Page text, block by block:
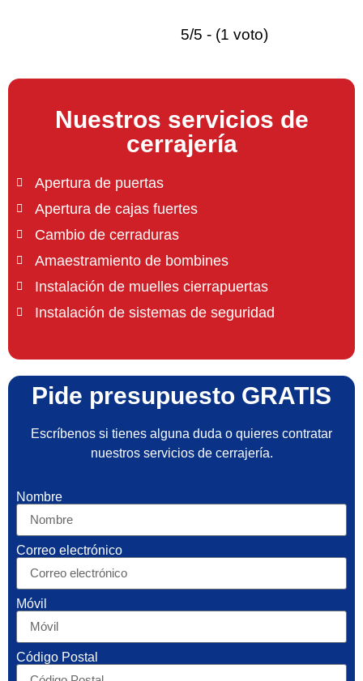
5/5 - (1 voto)
Nuestros servicios de
cerrajería
Apertura de puertas
Apertura de cajas fuertes
Cambio de cerraduras
Amaestramiento de bombines
Instalación de muelles cierrapuertas
Instalación de sistemas de seguridad
Pide presupuesto GRATIS
Escríbenos si tienes alguna duda o quieres contratar
nuestros servicios de cerrajería.
Nombre
Correo electrónico
Móvil
Código Postal